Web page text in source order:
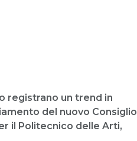
registrano un trend in
del nuovo Consiglio
il Politecnico delle Arti,